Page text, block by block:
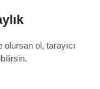
ol, tarayıcı